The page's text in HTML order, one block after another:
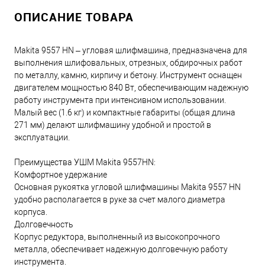
ОПИСАНИЕ ТОВАРА
Makita 9557 HN – угловая шлифмашина, предназначена для
выполнения шлифовальных, отрезных, обдирочных работ
по металлу, камню, кирпичу и бетону. Инструмент оснащен
двигателем мощностью 840 Вт, обеспечивающим надежную
работу инструмента при интенсивном использовании.
Малый вес (1.6 кг) и компактные габариты (общая длина
271 мм) делают шлифмашину удобной и простой в
эксплуатации.
Преимущества УШМ Makita 9557HN:
Комфортное удержание
Основная рукоятка угловой шлифмашины Makita 9557 HN
удобно располагается в руке за счет малого диаметра
корпуса.
Долговечность
Корпус редуктора, выполненный из высокопрочного
металла, обеспечивает надежную долговечную работу
инструмента.